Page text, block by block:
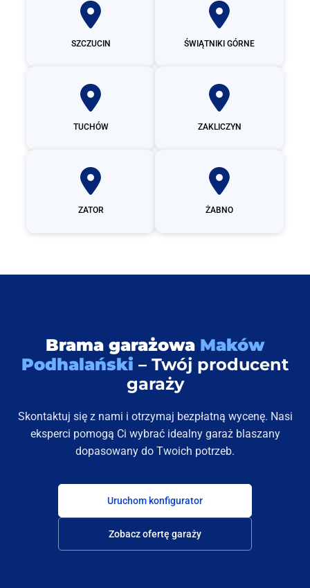
SZCZUCIN ŚWIĄTNIKI GÓRNE
TUCHÓW ZAKLICZYN
ZATOR ŻABNO
Brama garażowa Maków
Podhalański – Twój producent
garaży
Skontaktuj się z nami i otrzymaj bezpłatną wycenę. Nasi
eksperci pomogą Ci wybrać idealny garaż blaszany
dopasowany do Twoich potrzeb.
Uruchom konfigurator
Zobacz ofertę garaży